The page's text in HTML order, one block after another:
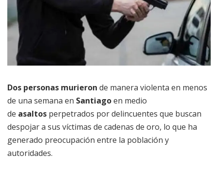
Dos personas murieron de manera violenta en menos
de una semana en Santiagoen medio
de asaltos perpetrados por delincuentes que buscan
despojar a sus víctimas de cadenas de oro, lo que ha
generado preocupación entre la población y
autoridades.